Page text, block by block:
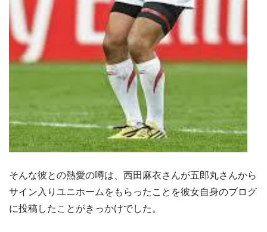
そんな彼との熱愛の噂は、西田麻衣さんが五郎丸さんから
サイン入りユニホームをもらったことを彼女自身のブログ
に投稿したことがきっかけでした。